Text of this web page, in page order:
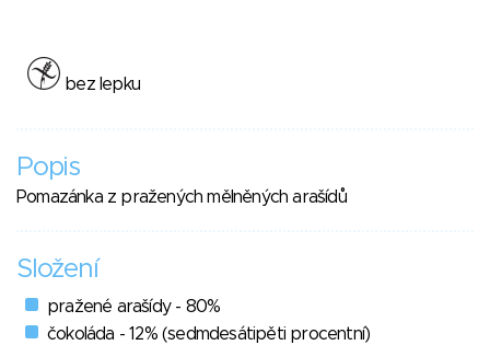
bez lepku
Popis
Pomazánka z pražených mělněných arašídů
Složení
pražené arašídy - 80%
čokoláda - 12% (sedmdesátipěti procentní)